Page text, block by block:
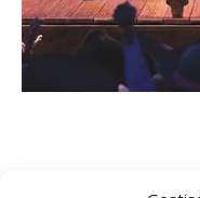
Comincia qui il suo